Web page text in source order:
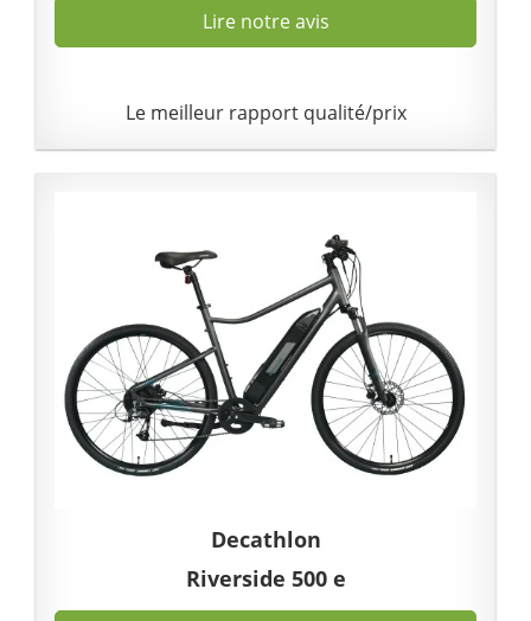
Lire notre avis
Le meilleur rapport qualité/prix
Decathlon
Riverside 500 e